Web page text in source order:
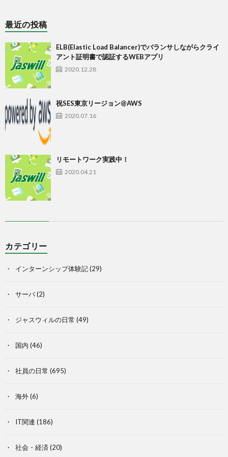
最近の投稿
ELB(Elastic Load Balancer)でバランサしながらクライ
アント証明書で認証するWEBアプリ
2020.12.28
祝SES東京リージョン@AWS
2020.07.16
リモートワーク実践中！
2020.04.21
カテゴリー
インターンシップ体験記(29)
サーバ(2)
ジャスウィルの日常 (49)
国内 (46)
社員の日常 (695)
海外(6)
IT関連 (186)
社会・経済 (20)